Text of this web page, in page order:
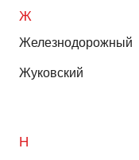
Ж
Железнодорожный
Жуковский
Н